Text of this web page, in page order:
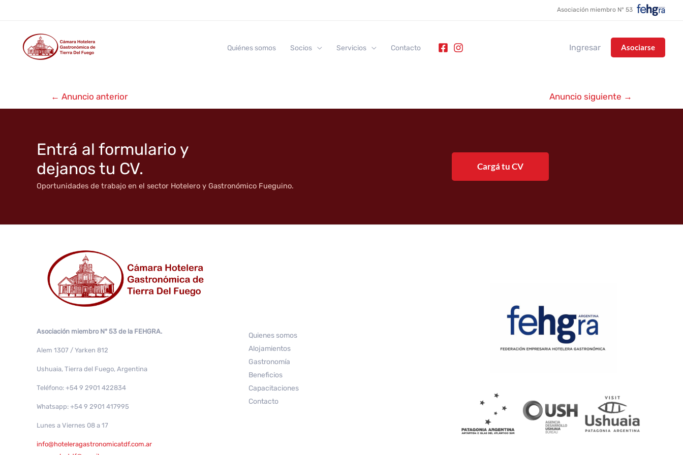
contenido
Asociación miembro N° 53
Quiénes somos Socios Servicios Contacto Ingresar Asociarse
Navegación
de
← Anuncio anterior Anuncio siguiente →
Entrá al formulario y
dejanos tu CV.
Oportunidades de trabajo en el sector Hotelero y Gastronómico Fueguino.
Cargá tu CV
Asociación miembro N° 53 de la FEHGRA.
Alem 1307 / Yarken 812
Ushuaia, Tierra del Fuego, Argentina
Teléfono: +54 9 2901 422834
Whatsapp: +54 9 2901 417995
Lunes a Viernes 08 a 17
info@hoteleragastronomicatdf.com.ar
Quienes somos
Alojamientos
Gastronomía
Beneficios
Capacitaciones
Contacto